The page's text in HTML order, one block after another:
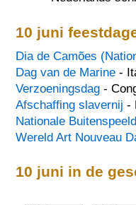
10 juni
Dia de Camões
Dag van de Marine -
Verzoeningsdag -
Afschaffing slavernij -
Nationale
Wereld Art Nouveau
10 juni in de